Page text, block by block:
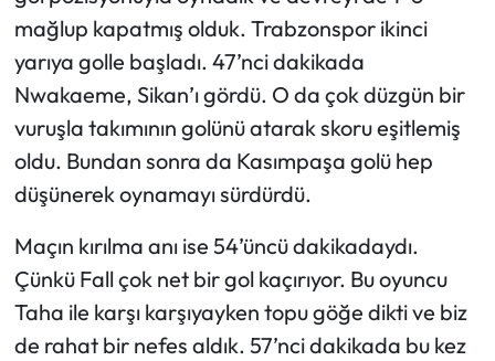
mağlup kapatmış olduk. Trabzonspor ikinci
yarıya golle başladı. 47’nci dakikada
Nwakaeme, Sikan’ı gördü. O da çok düzgün bir
vuruşla takımının golünü atarak skoru eşitlemiş
oldu. Bundan sonra da Kasımpaşa golü hep
düşünerek oynamayı sürdürdü.
Maçın kırılma anı ise 54’üncü dakikadaydı.
Çünkü Fall çok net bir gol kaçırıyor. Bu oyuncu
Taha ile karşı karşıyayken topu göğe dikti ve biz
de rahat bir nefes aldık. 57’nci dakikada bu kez